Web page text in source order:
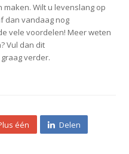
Wilt u levenslang op
dan vandaag nog
vele voordelen! Meer weten
Vul dan dit
verder.
één Delen